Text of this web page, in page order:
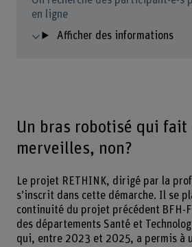
en ligne
Afficher des informations
Un bras robotisé qui fait
merveilles, non?
Le projet RETHINK, dirigé par la
s’inscrit dans cette démarche. Il se
continuité du projet précédent BFH-
des départements Santé et
qui, entre 2023 et 2025, a permis à